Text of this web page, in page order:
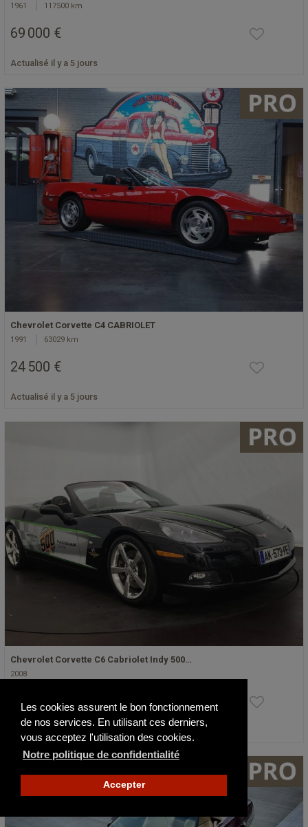
Les cookies assurent le bon fonctionnement
de nos services. En utilisant ces derniers,
vous acceptez l'utilisation des cookies.
Notre politique de confidentialité
Accepter
1961 117500 km
69 000 €
Actualisé il y a 5 jours
Chevrolet Corvette C4 CABRIOLET
1991 63029 km
24 500 €
Actualisé il y a 5 jours
Chevrolet Corvette C6 Cabriolet Indy 500…
2008
49 900 €